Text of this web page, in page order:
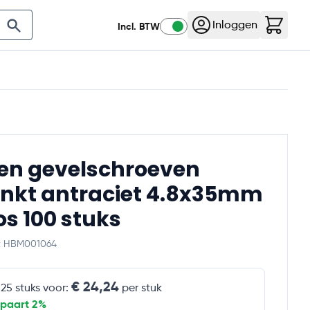
Nog3
Incl. BTW Inloggen
gevelschroeven
antraciet 4.8x35mm
100 stuks
stuks voor:€ 24,24 per stuk
2%